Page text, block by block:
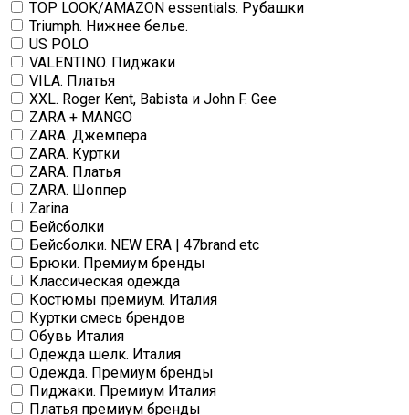
TOP LOOK/AMAZON essentials. Рубашки
Triumph. Нижнее белье.
US POLO
VALENTINO. Пиджаки
VILA. Платья
XXL. Roger Kent, Babista и John F. Gee
ZARA + MANGO
ZARA. Джемпера
ZARA. Куртки
ZARA. Платья
ZARA. Шоппер
Zarina
Бейсболки
Бейсболки. NEW ERA | 47brand etc
Брюки. Премиум бренды
Классическая одежда
Костюмы премиум. Италия
Куртки смесь брендов
Обувь Италия
Одежда шелк. Италия
Одежда. Премиум бренды
Пиджаки. Премиум Италия
Платья премиум бренды